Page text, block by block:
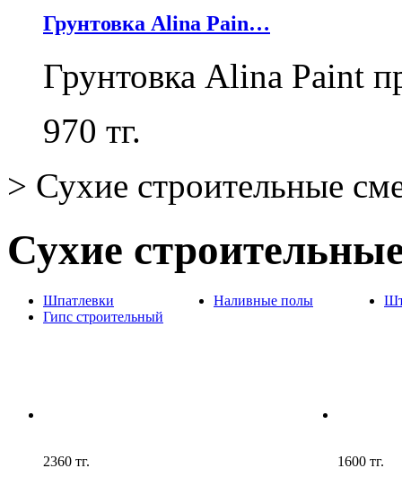
Грунтовка Alina Pain…
Грунтовка Alina Paint
970 тг.
> Сухие строительные
Сухие
Шпатлевки Наливные полы
Гипс строительный
2360 тг. 1600 тг.